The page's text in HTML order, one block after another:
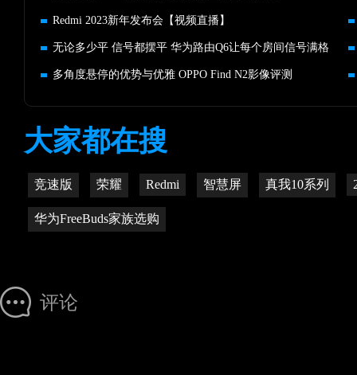
Redmi 2023新年发布会【视频直播】
无论多少平 信号都摆平 华为路由Q6让每个房间信号满格
多角度悬停的优势与优雅 OPPO Find N2影像评测
大家都在搜
竞速版 荣耀 Redmi 智慧屏 真我10系列
华为FreeBuds家族选购
评论